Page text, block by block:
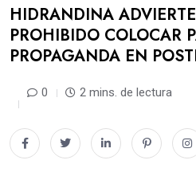
HIDRANDINA
PROHIBIDO COLOCAR
PROPAGANDA EN
0 2 mins. de lectura